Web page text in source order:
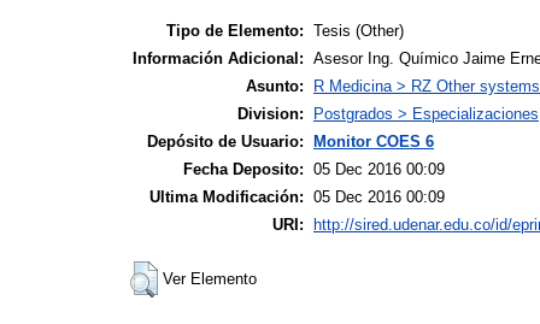
Tipo de Elemento: Tesis (Other)
Información Adicional: Asesor Ing. Químico Jaime
Asunto:
R Medicina > RZ Other
Division:
Postgrados > Especializaciones
Depósito de Usuario: Monitor COES 6
Fecha Deposito: 05 Dec 2016 00:09
Ultima Modificación: 05 Dec 2016 00:09
URI: http://sired.udenar.edu.co/id/
Ver Elemento